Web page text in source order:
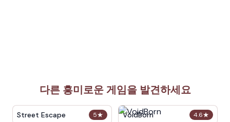
다른 흥미로운 게임을 발견하세요
5★
Street Escape 4.6★
VoidBorn